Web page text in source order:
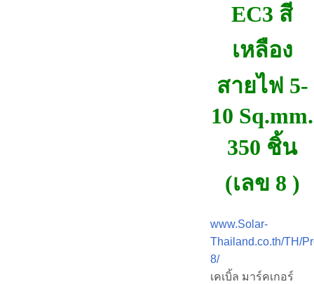
EC3 สี
เหลือง
สายไฟ 5-
10 Sq.mm.
350 ชิ้น
(เลข 8 )
www.Solar-
Thailand.co.th/TH/
8/
เคเบิ้ล มาร์คเกอร์